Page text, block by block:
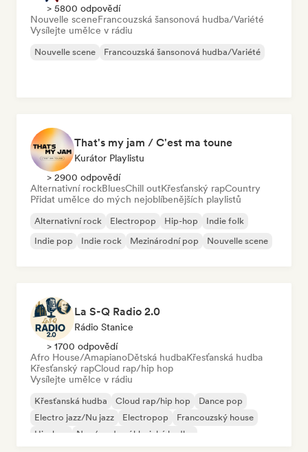
> 5800 odpovědí
Nouvelle sceneFrancouzská šansonová hudba/Variété
Vysílejte umělce v rádiu
Nouvelle scene Francouzská šansonová hudba/Variété
That's my jam / C'est ma toune
Kurátor Playlistu
> 2900 odpovědí
Alternativní rockBluesChill outKřesťanský rapCountry
Přidat umělce do mých nejoblíbenějších playlistů
Alternativní rock Electropop Hip-hop
Indie folk
Indie pop
Indie rock Mezinárodní pop Nouvelle scene
La S-Q Radio 2.0
Rádio Stanice
> 1700 odpovědí
Afro House/AmapianoDětská hudbaKřesťanská hudba
Křesťanský rapCloud rap/hip hop
Vysílejte umělce v rádiu
Křesťanská hudba Cloud rap/hip hop
Dance pop
Electro jazz/Nu jazz
Electropop
Francouzský house
Hip-hop
Neo/moderní klasická hudba